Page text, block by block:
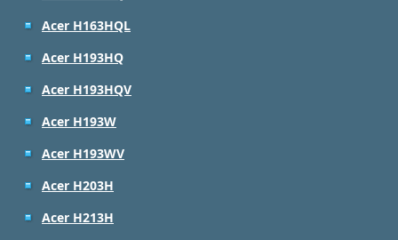
Acer H163HQL
Acer H193HQ
Acer H193HQV
Acer H193W
Acer H193WV
Acer H203H
Acer H213H